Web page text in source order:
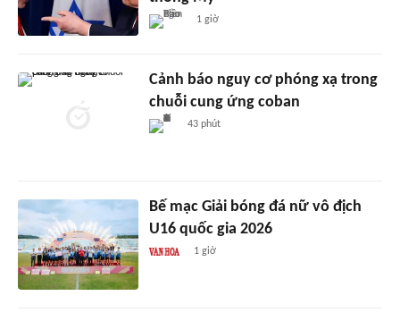
1 giờ
Cảnh báo nguy cơ phóng xạ trong
chuỗi cung ứng coban
43 phút
Bế mạc Giải bóng đá nữ vô địch
U16 quốc gia 2026
1 giờ